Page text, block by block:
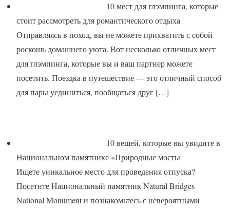
10 мест для глэмпинга, которые
стоит рассмотреть для романтического отдыха
Отправляясь в поход, вы не можете прихватить с собой
роскошь домашнего уюта. Вот несколько отличных мест
для глэмпинга, которые вы и ваш партнер можете
посетить. Поездка в путешествие — это отличный способ
для пары уединиться, пообщаться друг […]
10 вещей, которые вы увидите в
Национальном памятнике «Природные мосты
Ищете уникальное место для проведения отпуска?
Посетите Национальный памятник Natural Bridges
National Monument и познакомьтесь с невероятными